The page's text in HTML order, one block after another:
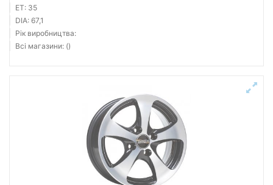
ET: 35
DIA: 67,1
Рік виробництва:
Всі магазини: ()